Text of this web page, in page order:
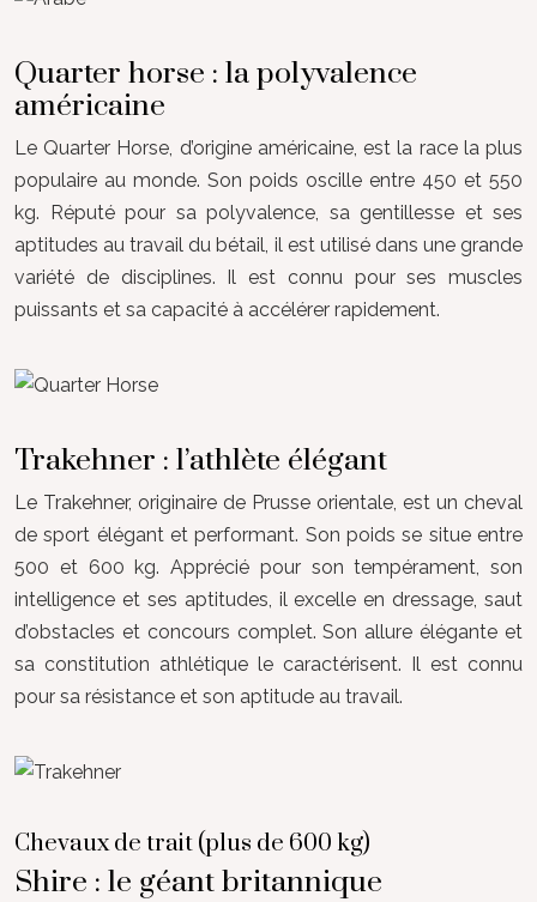
Quarter horse : la polyvalence
américaine
Le Quarter Horse, d’origine américaine, est la race la plus
populaire au monde. Son poids oscille entre 450 et 550
kg. Réputé pour sa polyvalence, sa gentillesse et ses
aptitudes au travail du bétail, il est utilisé dans une grande
variété de disciplines. Il est connu pour ses muscles
puissants et sa capacité à accélérer rapidement.
Trakehner : l’athlète élégant
Le Trakehner, originaire de Prusse orientale, est un cheval
de sport élégant et performant. Son poids se situe entre
500 et 600 kg. Apprécié pour son tempérament, son
intelligence et ses aptitudes, il excelle en dressage, saut
d’obstacles et concours complet. Son allure élégante et
sa constitution athlétique le caractérisent. Il est connu
pour sa résistance et son aptitude au travail.
Chevaux de trait (plus de 600 kg)
Shire : le géant britannique